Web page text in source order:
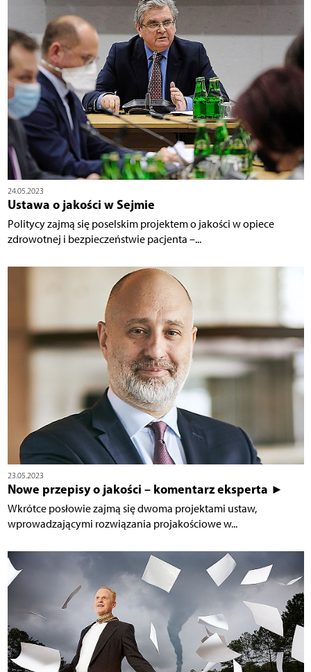
24.05.2023
Ustawa o jakości w Sejmie
Politycy zajmą się poselskim projektem o jakości w opiece
zdrowotnej i bezpieczeństwie pacjenta –...
23.05.2023
Nowe przepisy o jakości – komentarz eksperta ►
Wkrótce posłowie zajmą się dwoma projektami ustaw,
wprowadzającymi rozwiązania projakościowe w...